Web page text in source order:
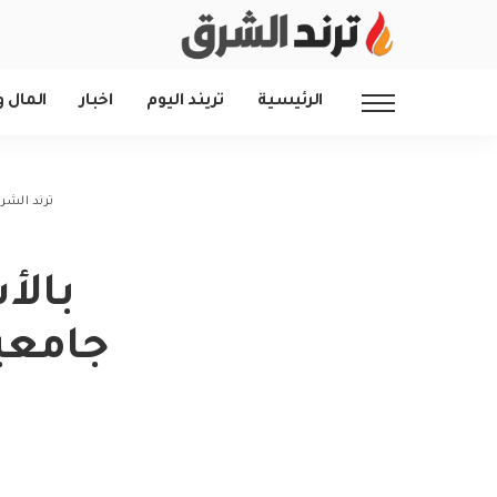
الرئيسية تريند اليوم اخبار المال
ترند